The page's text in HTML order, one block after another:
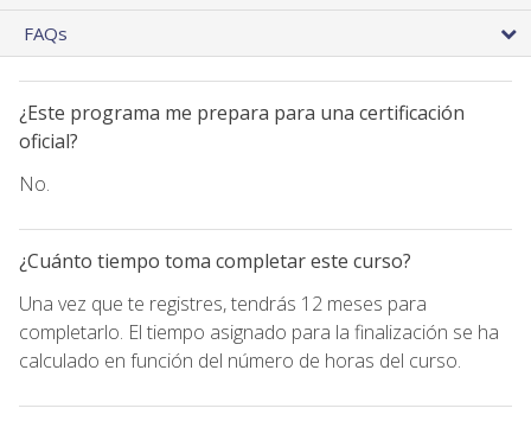
FAQs
¿Este programa me prepara para una certificación
oficial?
No.
¿Cuánto tiempo toma completar este curso?
Una vez que te registres, tendrás 12 meses para
completarlo. El tiempo asignado para la finalización se ha
calculado en función del número de horas del curso.